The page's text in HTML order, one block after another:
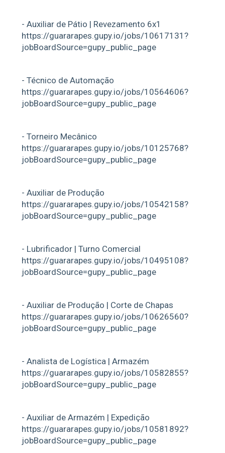
- Auxiliar de Pátio | Revezamento 6x1
https://guararapes.gupy.io/jobs/10617131?
jobBoardSource=gupy_public_page
- Técnico de Automação
https://guararapes.gupy.io/jobs/10564606?
jobBoardSource=gupy_public_page
- Torneiro Mecânico
https://guararapes.gupy.io/jobs/10125768?
jobBoardSource=gupy_public_page
- Auxiliar de Produção
https://guararapes.gupy.io/jobs/10542158?
jobBoardSource=gupy_public_page
- Lubrificador | Turno Comercial
https://guararapes.gupy.io/jobs/10495108?
jobBoardSource=gupy_public_page
- Auxiliar de Produção | Corte de Chapas
https://guararapes.gupy.io/jobs/10626560?
jobBoardSource=gupy_public_page
- Analista de Logística | Armazém
https://guararapes.gupy.io/jobs/10582855?
jobBoardSource=gupy_public_page
- Auxiliar de Armazém | Expedição
https://guararapes.gupy.io/jobs/10581892?
jobBoardSource=gupy_public_page